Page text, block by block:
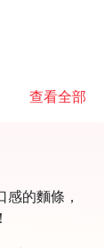
查看全部
的麵條，